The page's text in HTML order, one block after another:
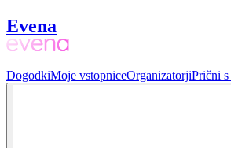
Evena
DogodkiMoje vstopniceOrganizatorjiPrični